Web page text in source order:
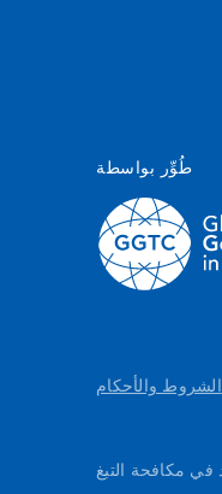
طُوِّر بواسطة
الشروط والأحكام